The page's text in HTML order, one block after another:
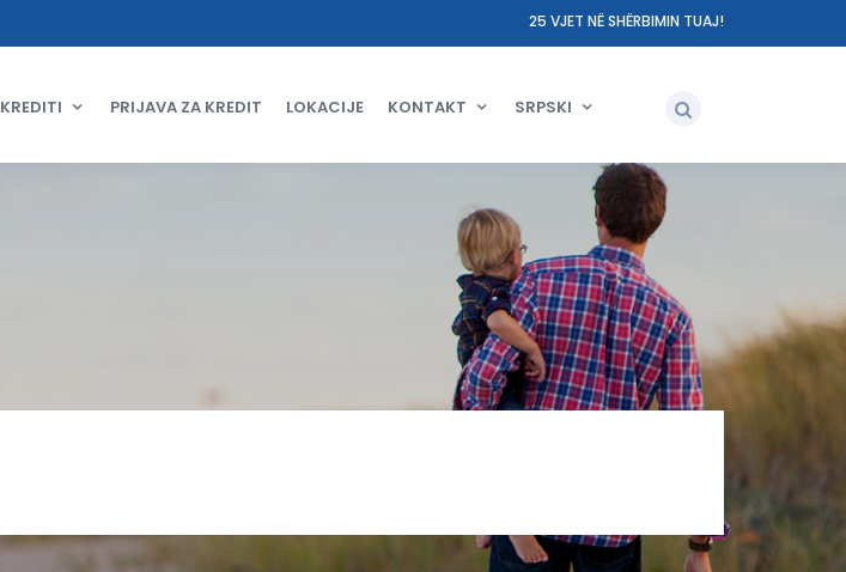
25 VJET NË SHËRBIMIN TUAJ!
KREDITI PRIJAVA ZA KREDIT LOKACIJE KONTAKT SRPSKI